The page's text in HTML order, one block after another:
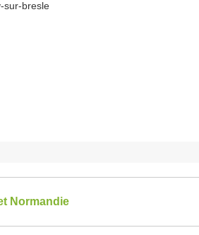
sur-bresle
Normandie